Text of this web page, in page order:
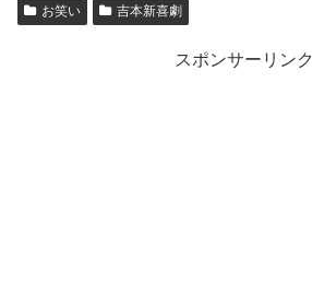
お笑い 吉本新喜劇
スポンサーリンク